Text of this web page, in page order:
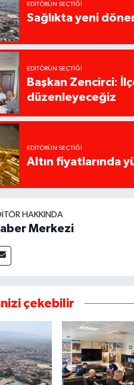
EDITÖRÜN SEÇTIĞI
Sağlıkta yeni
EDITÖRÜN SEÇTIĞI
Başkan Zencirci:
düzenleyeceğiz
EDITÖRÜN SEÇTIĞI
Altın fiyatlarında
HAKKINDA
Merkezi
çekebilir